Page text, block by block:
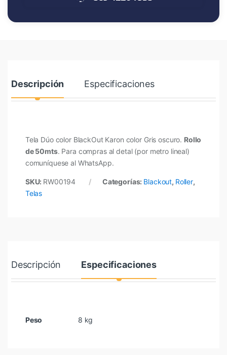
Descripción Especificaciones
Tela Dúo color BlackOut Karon color Gris oscuro. Rollo
de 50mts. Para compras al detal (por metro lineal)
comuníquese al WhatsApp.
SKU: RW00194 Categorías: Blackout, Roller,
Telas
Descripción Especificaciones
Peso 8 kg